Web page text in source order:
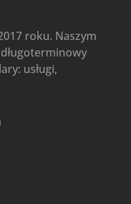
roku. Naszym
usługi,